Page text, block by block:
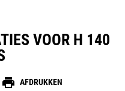
VOOR H 140
print AFDRUKKEN